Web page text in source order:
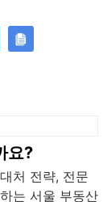
요?
처 전략, 전문
는 서울 부동산